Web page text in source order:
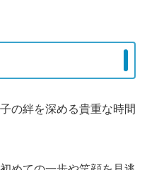
の絆を深める貴重な時間